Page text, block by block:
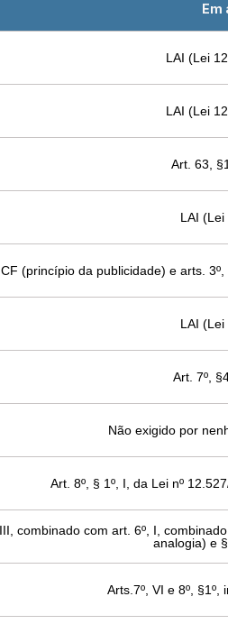
Em
LAI (Lei
LAI (Lei
Art. 63,
LAI (Lei
(princípio da publicidade) e arts.
LAI (Lei
Art. 7º,
Não exigido por
Art. 8º, § 1º, I, da Lei nº
combinado com art. 6º, I,
analogia) e
Arts.7º, VI e 8º,